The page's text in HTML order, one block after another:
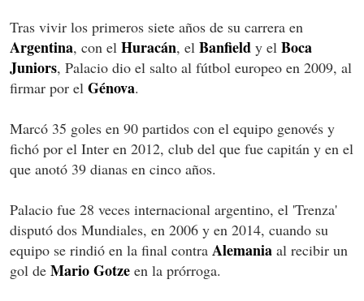
Tras vivir los primeros siete años de su carrera en
Argentina, con el Huracán, el Banfield y el Boca
Juniors, Palacio dio el salto al fútbol europeo en 2009, al
firmar por el Génova.
Marcó 35 goles en 90 partidos con el equipo genovés y
fichó por el Inter en 2012, club del que fue capitán y en el
que anotó 39 dianas en cinco años.
Palacio fue 28 veces internacional argentino, el 'Trenza'
disputó dos Mundiales, en 2006 y en 2014, cuando su
equipo se rindió en la final contra Alemania al recibir un
gol de Mario Gotze en la prórroga.